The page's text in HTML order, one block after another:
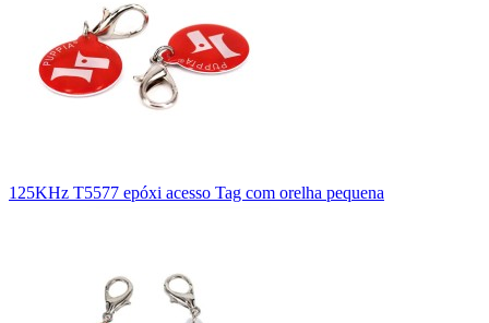
125KHz T5577 epóxi acesso Tag com orelha pequena